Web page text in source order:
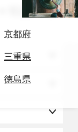
京都府
三重県
徳島県
10月 × サ